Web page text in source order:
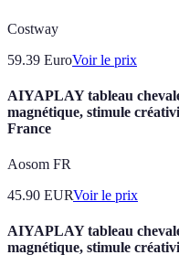
Costway
59.39 EuroVoir le prix
AIYAPLAY tableau
magnétique, stimule
France
Aosom FR
45.90 EURVoir le prix
AIYAPLAY tableau
magnétique, stimule